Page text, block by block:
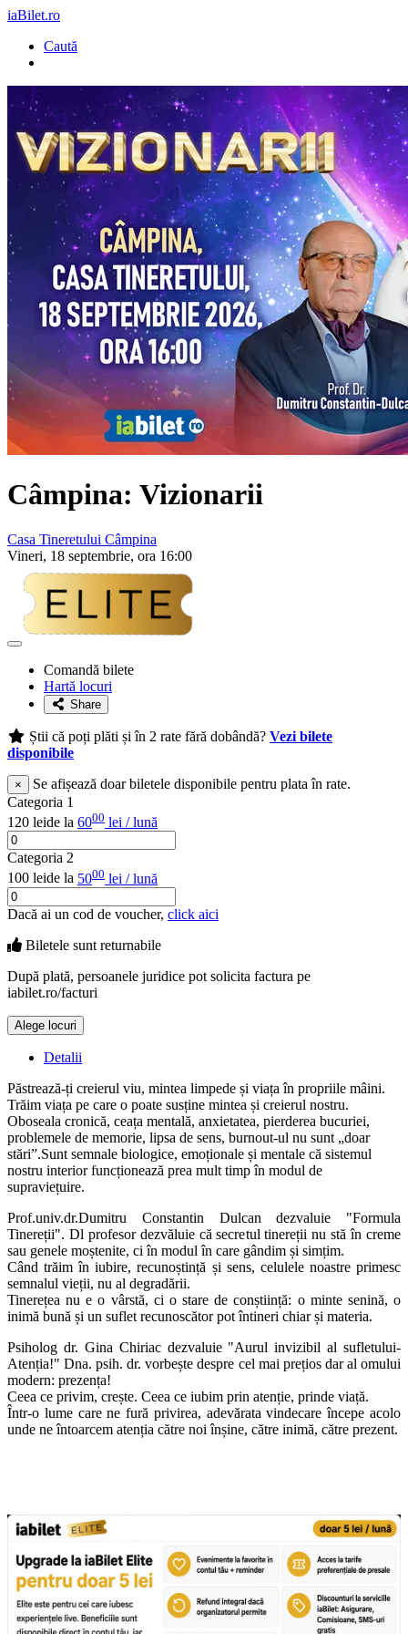
iaBilet.ro
Caută
Câmpina: Vizionarii
Casa Tineretului Câmpina
Vineri, 18 septembrie, ora 16:00
Adaugă
favoriteComandă bilete
Hartă locuri
Share
Știi că poți plăti și în 2 rate fără dobândă? Vezi bilete
disponibile
×
Se afișează doar biletele disponibile pentru plata în rate.
Categoria 1
120 leide la 6000 lei / lună
Categoria 2
100 leide la 5000 lei / lună
Dacă ai un cod de voucher, click aici
Biletele sunt returnabile
După plată, persoanele juridice pot solicita factura pe
iabilet.ro/facturi
Alege locuri
Detalii
Păstrează-ți creierul viu, mintea limpede și viața în propriile mâini.
Trăim viața pe care o poate susține mintea și creierul nostru.
Oboseala cronică, ceața mentală, anxietatea, pierderea bucuriei,
problemele de memorie, lipsa de sens, burnout-ul nu sunt „doar
stări”.Sunt semnale biologice, emoționale și mentale că sistemul
nostru interior funcționează prea mult timp în modul de
supraviețuire.
Prof.univ.dr.Dumitru Constantin Dulcan dezvaluie "Formula
Tinereții". Dl profesor dezvăluie că secretul tinereții nu stă în creme
sau genele moștenite, ci în modul în care gândim și simțim.
Când trăim în iubire, recunoștință și sens, celulele noastre primesc
semnalul vieții, nu al degradării.
Tinerețea nu e o vârstă, ci o stare de conștiință: o minte senină, o
inimă bună și un suflet recunoscător pot întineri chiar și materia.
Psiholog dr. Gina Chiriac dezvaluie "Aurul invizibil al sufletului-
Atenția!" Dna. psih. dr. vorbește despre cel mai prețios dar al omului
modern: prezența!
Ceea ce privim, crește. Ceea ce iubim prin atenție, prinde viață.
Într-o lume care ne fură privirea, adevărata vindecare începe acolo
unde ne întoarcem atenția către noi înșine, către inimă, către prezent.